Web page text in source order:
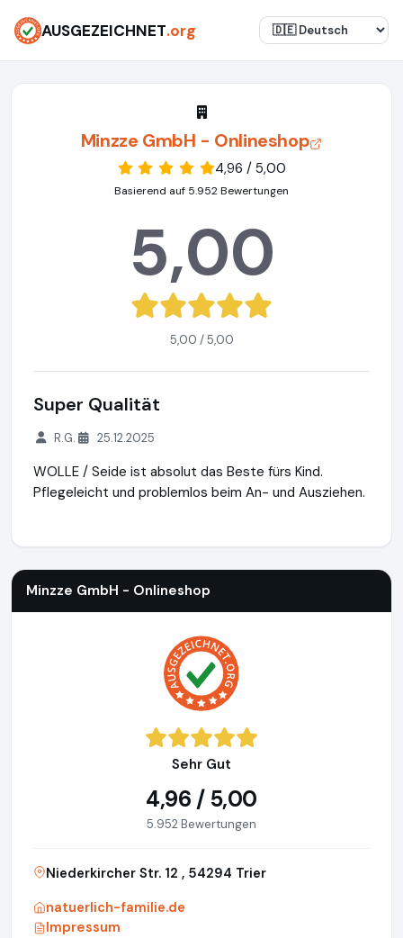
AUSGEZEICHNET.org
Minzze GmbH - Onlineshop
4,96 / 5,00
Basierend auf 5.952 Bewertungen
5,00
5,00 / 5,00
Super Qualität
R.G. 25.12.2025
WOLLE / Seide ist absolut das Beste fürs Kind.
Pflegeleicht und problemlos beim An- und Ausziehen.
Minzze GmbH - Onlineshop
Sehr Gut
4,96 / 5,00
5.952 Bewertungen
Niederkircher Str. 12 , 54294 Trier
natuerlich-familie.de
Impressum